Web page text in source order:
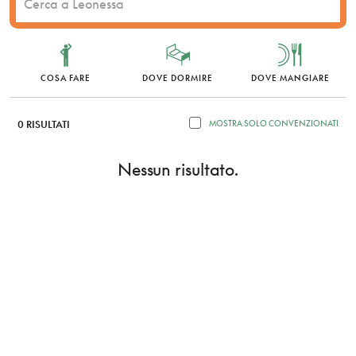
COSA FARE DOVE DORMIRE DOVE MANGIARE
0 RISULTATI MOSTRA SOLO CONVENZIONATI
Nessun risultato.